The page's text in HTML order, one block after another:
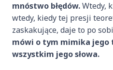
mnóstwo błędów.Wtedy,
wtedy, kiedy tej presji
zaskakujące, daje to po
mówi o tym mimika jego
wszystkim jego słowa.